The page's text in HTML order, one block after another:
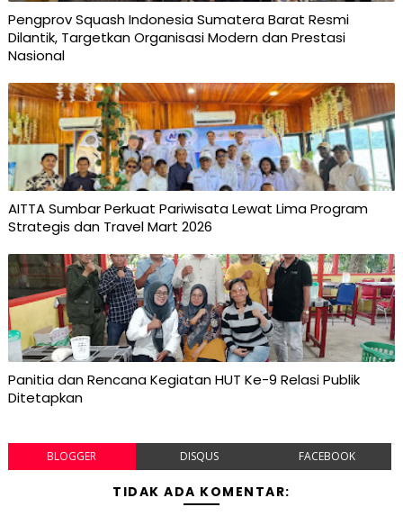
Pengprov Squash Indonesia Sumatera Barat Resmi
Dilantik, Targetkan Organisasi Modern dan Prestasi
Nasional
AITTA Sumbar Perkuat Pariwisata Lewat Lima Program
Strategis dan Travel Mart 2026
Panitia dan Rencana Kegiatan HUT Ke-9 Relasi Publik
Ditetapkan
BLOGGER DISQUS FACEBOOK
TIDAK ADA KOMENTAR: